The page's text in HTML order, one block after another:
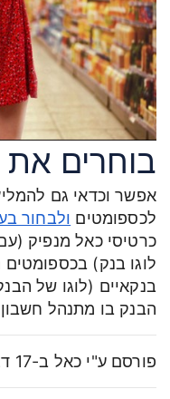
בוחרים את
אפשר וכדאי גם
לכספומטים ולבחור
כרטיסי כאל מנפיק (עם
לוגו בנק)
בנקאיים (לוגו של
הבנק בו מתנהל
פורסם ע"י כאל ב-17 דצמבר 2019